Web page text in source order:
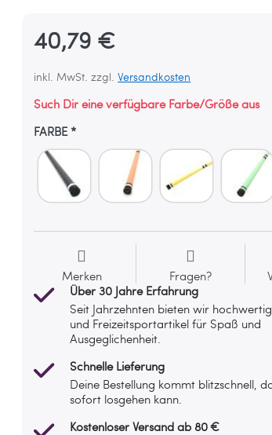
40,79 €
inkl. MwSt. zzgl.Versandkosten
Such Dir eine verfügbare Farbe/Größe aus
FARBE
Merken Fragen?
Über 30 Jahre Erfahrung
Seit Jahrzehnten bieten wir
und Freizeitsportartikel für Spaß und
Ausgeglichenheit.
Schnelle Lieferung
Deine Bestellung kommt blitzschnell,
sofort losgehen kann.
Kostenloser Versand ab 80 €